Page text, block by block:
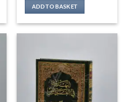
ADD TO BASKET